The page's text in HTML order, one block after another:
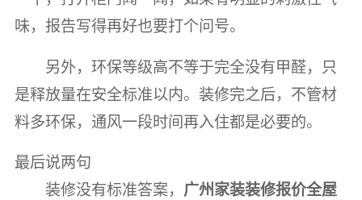
味，报告写得再好也要打个问号。
另外，环保等级高不等于完全没有甲醛，只
是释放量在安全标准以内。装修完之后，不管材
料多环保，通风一段时间再入住都是必要的。
最后说两句
装修没有标准答案， 广州家装装修报价全屋